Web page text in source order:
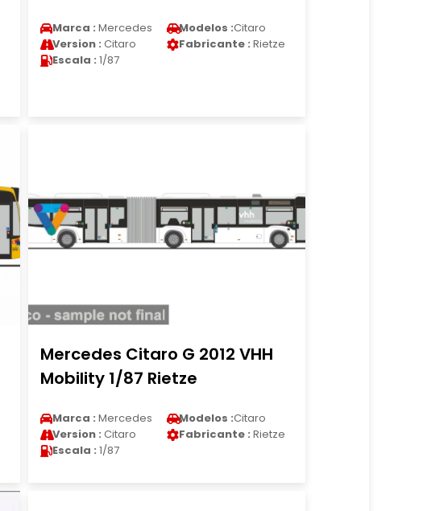
Marca : Mercedes Modelos :Citaro
Version : Citaro Fabricante : Rietze
Escala : 1/87
Mercedes Citaro G 2012 VHH
Mobility 1/87 Rietze
Marca : Mercedes Modelos :Citaro
Version : Citaro Fabricante : Rietze
Escala : 1/87